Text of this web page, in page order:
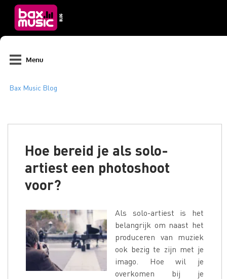
Menu
Hoe bereid je als solo-
artiest een photoshoot
voor?
Als solo-artiest is het
belangrijk om naast het
produceren van muziek
ook bezig te zijn met je
imago. Hoe wil je
overkomen bij je